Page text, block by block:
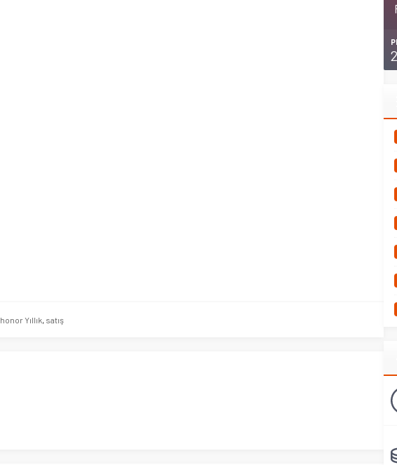
honor Yıllık, satış